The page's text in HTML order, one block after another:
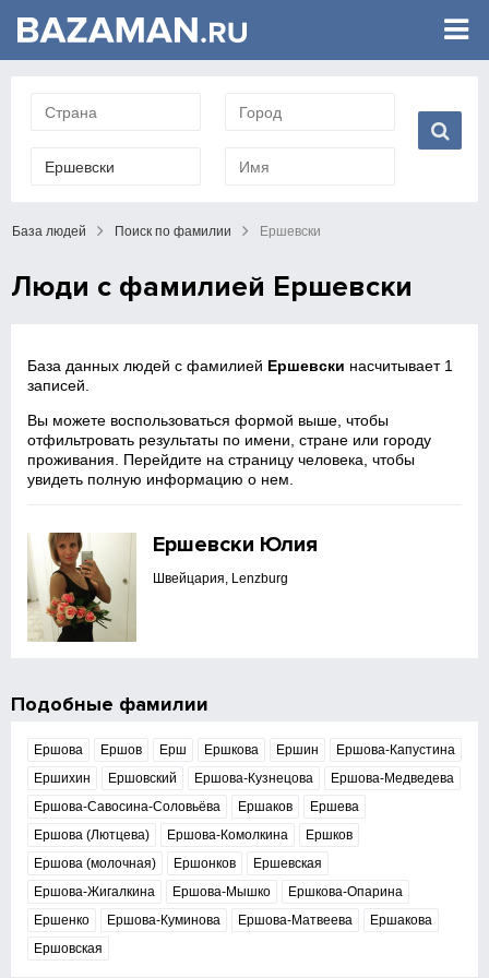
База людей Поиск по фамилии Ершевски
Люди с фамилией Ершевски
База данных людей с фамилией Ершевски насчитывает 1
записей.
Вы можете воспользоваться формой выше, чтобы
отфильтровать результаты по имени, стране или городу
проживания. Перейдите на страницу человека, чтобы
увидеть полную информацию о нем.
Ершевски Юлия
Швейцария, Lenzburg
Подобные фамилии
Ершова Ершов Ерш Ершкова Ершин
Ершова-Капустина
Ершихин
Ершовский Ершова-Кузнецова
Ершова-Медведева
Ершова-Савосина-Соловьёва
Ершаков
Ершева
Ершова (Лютцева)
Ершова-Комолкина
Ершков
Ершова (молочная)
Ершонков
Ершевская
Ершова-Жигалкина
Ершова-Мышко
Ершкова-Опарина
Ершенко
Ершова-Куминова Ершова-Матвеева
Ершакова
Ершовская